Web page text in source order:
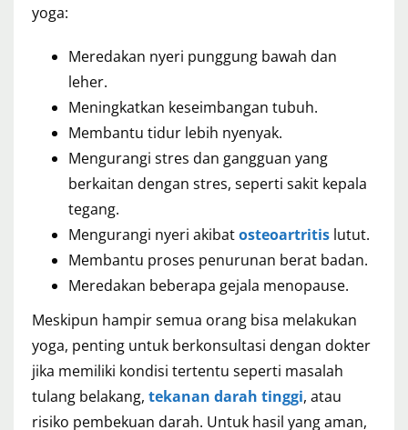
yoga:
Meredakan nyeri punggung bawah dan
leher.
Meningkatkan keseimbangan tubuh.
Membantu tidur lebih nyenyak.
Mengurangi stres dan gangguan yang
berkaitan dengan stres, seperti sakit kepala
tegang.
Mengurangi nyeri akibatosteoartritis lutut.
Membantu proses penurunan berat badan.
Meredakan beberapa gejala menopause.
Meskipun hampir semua orang bisa melakukan
yoga, penting untuk berkonsultasi dengan dokter
jika memiliki kondisi tertentu seperti masalah
tulang belakang, tekanan darah tinggi, atau
risiko pembekuan darah. Untuk hasil yang aman,